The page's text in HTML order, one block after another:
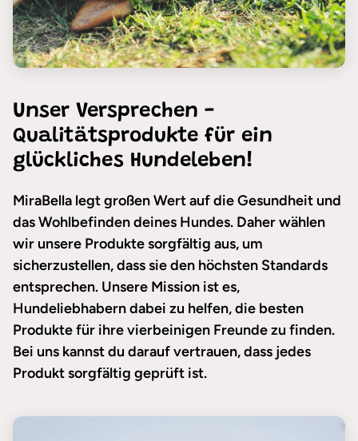
Unser Versprechen -
Qualitätsprodukte für ein
glückliches Hundeleben!
MiraBella legt großen Wert auf die Gesundheit und
das Wohlbefinden deines Hundes. Daher wählen
wir unsere Produkte sorgfältig aus, um
sicherzustellen, dass sie den höchsten Standards
entsprechen. Unsere Mission ist es,
Hundeliebhabern dabei zu helfen, die besten
Produkte für ihre vierbeinigen Freunde zu finden.
Bei uns kannst du darauf vertrauen, dass jedes
Produkt sorgfältig geprüft ist.